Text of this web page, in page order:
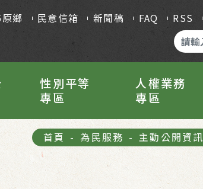
鄉 民意信箱 新聞稿 FAQ RSS
性別平等
專區
人權業務
專區
首頁 - 為民服務 - 主動公開資訊